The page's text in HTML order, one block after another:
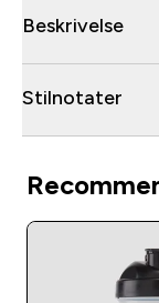
Beskrivelse
Stilnotater